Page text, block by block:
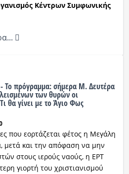
Κέντρων Συμφωνικής
Το πρόγραμμα: σήμερα Μ. Δευτέρα
των θυρών οι
θα γίνει με το Άγιο Φως
που εορτάζεται φέτος η Μεγάλη
μετά και την απόφαση να μην
στους ιερούς ναούς, η ΕΡΤ
γιορτή του χριστιανισμού